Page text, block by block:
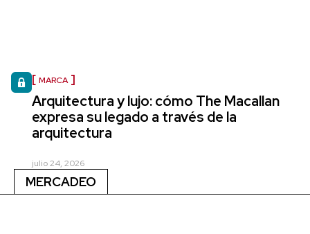
MARCA
Arquitectura y lujo: cómo The Macallan
expresa su legado a través de la
arquitectura
julio 24, 2026
MERCADEO